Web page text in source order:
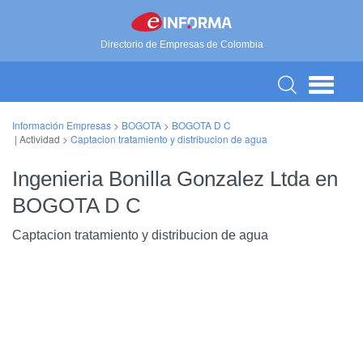
Directorio de Empresas de Colombia
Información Empresas > BOGOTA > BOGOTA D C
| Actividad > Captacion tratamiento y distribucion de agua
Ingenieria Bonilla Gonzalez Ltda en
BOGOTA D C
Captacion tratamiento y distribucion de agua